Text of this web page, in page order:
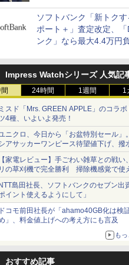
400万契約突破
ソフトバンク「新トク
ポート＋」査定改定、「
ンク」なら最大4.4万円
Impress Watchシリーズ 人気記
24時間 1週間 1
スド「Mrs. GREEN APPLE」のコラボ
4種、いよいよ発売！
ニクロ、今日から「お盆特別セール」
アサッカーワンピース待望値下げ、撥
ョーツは1990円に
家電レビュー】手ごわい雑草との戦い
の草刈機で完全勝利 掃除機感覚で使
島田社長、ソフトバンクのセブン出
イント使えるようにして」
コモ前田社長が「ahamo40GB化は検
」、料金値上げへの考え方にも言及
も
おすすめ記事